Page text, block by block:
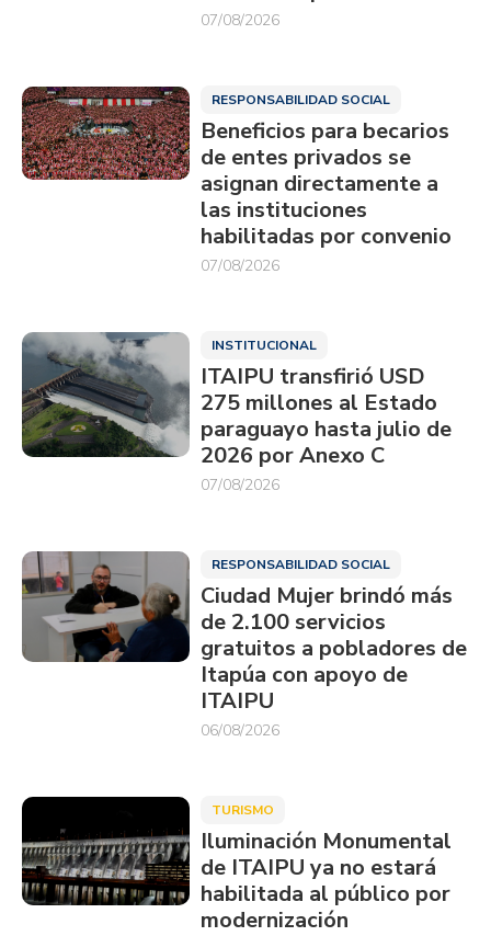
07/08/2026
RESPONSABILIDAD SOCIAL
Beneficios para becarios
de entes privados se
asignan directamente a
las instituciones
habilitadas por convenio
07/08/2026
INSTITUCIONAL
ITAIPU transfirió USD
275 millones al Estado
paraguayo hasta julio de
2026 por Anexo C
07/08/2026
RESPONSABILIDAD SOCIAL
Ciudad Mujer brindó más
de 2.100 servicios
gratuitos a pobladores de
Itapúa con apoyo de
ITAIPU
06/08/2026
TURISMO
Iluminación Monumental
de ITAIPU ya no estará
habilitada al público por
modernización